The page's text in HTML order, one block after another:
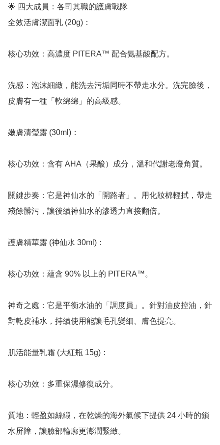
🌟 四大成員：各司其職的護膚戰隊
全效活膚潔面乳 (20g)：
核心功效：高濃度 PITERA™ 配合氨基酸配方。
洗感：泡沫細緻，能洗去污垢同時不帶走水分。洗完臉後，
皮膚有一種「軟綿綿」的高級感。
嫩膚清瑩露 (30ml)：
核心功效：含有 AHA（果酸）成分，溫和代謝老廢角質。
關鍵步奏：它是神仙水的「開路者」。用化妝棉輕拭，帶走
殘餘髒污，讓後續神仙水的滲透力直接翻倍。
護膚精華露 (神仙水 30ml)：
核心功效：蘊含 90% 以上的 PITERA™。
神奇之處：它是平衡水油的「調度員」。針對油皮控油，針
對乾皮補水，持續使用能讓毛孔變細、膚色提亮。
肌活能量乳霜 (大紅瓶 15g)：
核心功效：多重保濕修復成分。
質地：輕盈如絲緞，在乾燥的海外氣候下提供 24 小時的鎖
水屏障，讓臉部輪廓更澎潤緊緻。